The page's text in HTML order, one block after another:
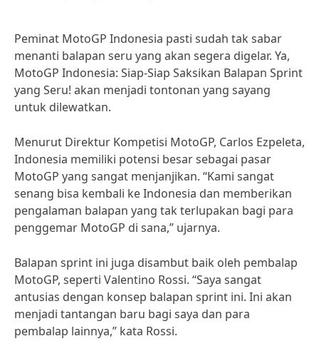
Peminat MotoGP Indonesia pasti sudah tak sabar
menanti balapan seru yang akan segera digelar. Ya,
MotoGP Indonesia: Siap-Siap Saksikan Balapan Sprint
yang Seru! akan menjadi tontonan yang sayang
untuk dilewatkan.
Menurut Direktur Kompetisi MotoGP, Carlos Ezpeleta,
Indonesia memiliki potensi besar sebagai pasar
MotoGP yang sangat menjanjikan. “Kami sangat
senang bisa kembali ke Indonesia dan memberikan
pengalaman balapan yang tak terlupakan bagi para
penggemar MotoGP di sana,” ujarnya.
Balapan sprint ini juga disambut baik oleh pembalap
MotoGP, seperti Valentino Rossi. “Saya sangat
antusias dengan konsep balapan sprint ini. Ini akan
menjadi tantangan baru bagi saya dan para
pembalap lainnya,” kata Rossi.